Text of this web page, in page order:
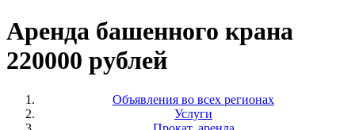
Аренда башенного крана
220000 рублей
Объявления во всех регионах
Услуги